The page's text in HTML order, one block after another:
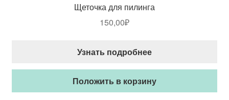
Щеточка для пилинга
150,00₽
Узнать подробнее
Положить в корзину